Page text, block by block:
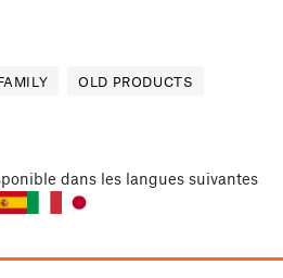
OLD PRODUCTS
dans les langues suivantes